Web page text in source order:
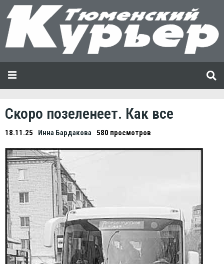
Скоро позеленеет. Как все
18.11.25 Инна Бардакова 580 просмотров